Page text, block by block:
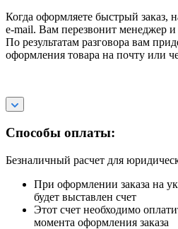
Когда оформляете быстрый
e-mail. Вам перезвонит менеджер и
По результатам разговора вам
оформления товара на почту или
Способы оплаты:
Безналичный расчет для
При оформлении заказа на
будет выставлен счет
Этот счет необходимо
момента оформления заказа